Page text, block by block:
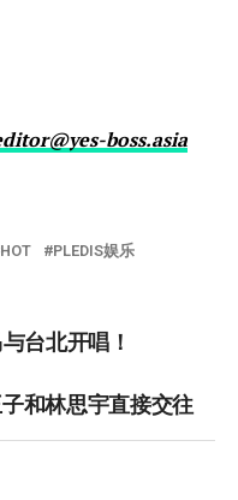
boss.asia
HOT
PLEDIS娱乐
台北开唱！
和林思宇直接交往